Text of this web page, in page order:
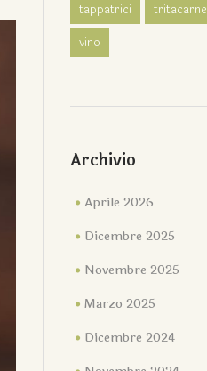
tappatrici
tritacarne
vino
Archivio
Aprile 2026
Dicembre 2025
Novembre 2025
Marzo 2025
Dicembre 2024